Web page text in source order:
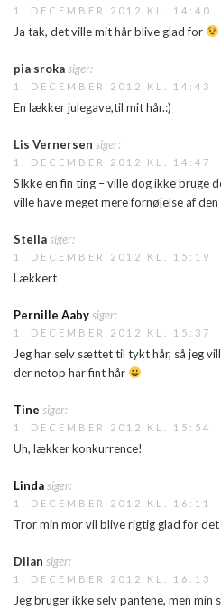
1. DECEMBER 2012 KL. 14:40
Ja tak, det ville mit hår blive glad for
pia srokasiger:
1. DECEMBER 2012 KL. 14:43
En lækker julegave,til mit hår.:)
Lis Vernersen siger:
1. DECEMBER 2012 KL. 14:47
SIkke en fin ting – ville dog ikke bruge
ville have meget mere fornøjelse af
Stellasiger:
1. DECEMBER 2012 KL. 15:19
Lækkert
Pernille Aabysiger:
1. DECEMBER 2012 KL. 15:37
Jeg har selv sættet til tykt hår, så jeg
der netop har fint hår
Tine siger:
1. DECEMBER 2012 KL. 15:54
Uh, lækker konkurrence!
Lindasiger:
1. DECEMBER 2012 KL. 16:11
Tror min mor vil blive rigtig glad for
Dilan siger:
1. DECEMBER 2012 KL. 16:13
Jeg bruger ikke selv pantene, men